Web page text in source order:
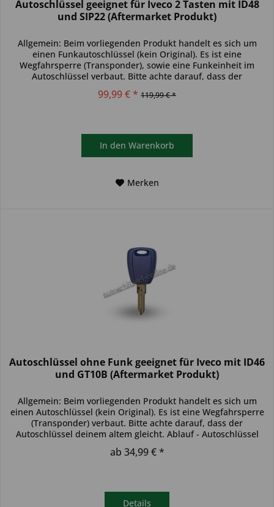
Autoschlüssel geeignet für Iveco 2 Tasten mit ID48
und SIP22 (Aftermarket Produkt)
Allgemein: Beim vorliegenden Produkt handelt es sich um
einen Funkautoschlüssel (kein Original). Es ist eine
Wegfahrsperre (Transponder), sowie eine Funkeinheit im
Autoschlüssel verbaut. Bitte achte darauf, dass der
99,99 € * 119,99 € *
In den Warenkorb
Merken
Autoschlüssel ohne Funk geeignet für Iveco mit ID46
und GT10B (Aftermarket Produkt)
Allgemein: Beim vorliegenden Produkt handelt es sich um
einen Autoschlüssel (kein Original). Es ist eine Wegfahrsperre
(Transponder) verbaut. Bitte achte darauf, dass der
Autoschlüssel deinem altem gleicht. Ablauf - Autoschlüssel
ab 34,99 € *
Details